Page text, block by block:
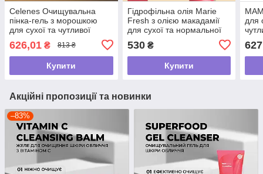
Celenes Очищувальна
пінка-гель з морошкою
для сухої та чутливої
626,01 ₴ 813 ₴
Купити
Гідрофільна олія Marie
Fresh з олією макадамії
для сухої та нормальної
530₴
Купити
для
627
Акційні пропозиції та новинки
–83%